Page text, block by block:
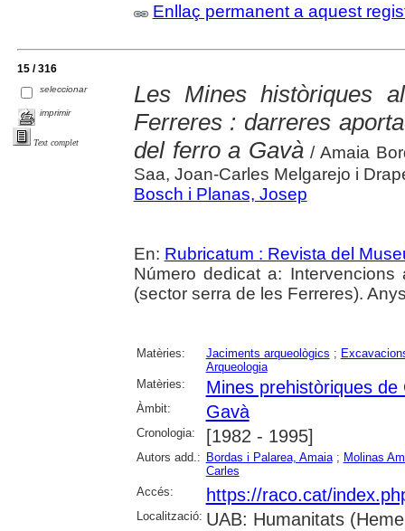
Enllaç permanent a aquest
15 / 316
seleccionar
imprimir
Text complet
Les Mines històriques
Ferreres : darreres
del ferro a Gavà / Amaia
Saa, Joan-Carles Melgarejo i
Bosch i Planas, Josep
En: Rubricatum : Revista del
Número dedicat a:
(sector serra de les Ferreres).
Matèries: Jaciments arqueològics ;
Arqueologia
Matèries:
Mines prehistòriques de
Àmbit: Gavà
Cronologia: [1982 - 1995]
Autors add.: Bordas i Palarea, Amaia; Molinas
Carles
Accés:
https://raco.cat/
Localització: UAB: Humanitats